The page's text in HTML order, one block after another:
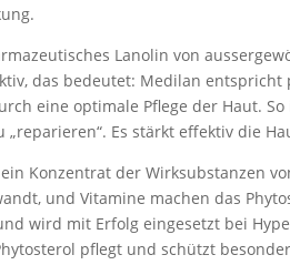
Lanolin von
das bedeutet: Medilan
eine optimale Pflege der Haut.
„reparieren“. Es stärkt effektiv die
Konzentrat der Wirksubstanzen
und Vitamine machen das
wird mit Erfolg eingesetzt bei
pflegt und schützt